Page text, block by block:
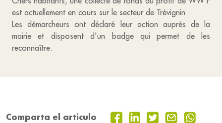
est actuellement en cours sur le secteur de Trévignin
Les démarcheurs ont déclaré leur action auprès de la
mairie et disposent d'un badge qui permet de les
reconnaître.
Comparta el artículo